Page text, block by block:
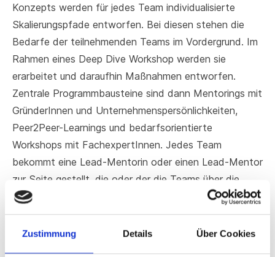
Zustimmung Details Über Cookies
Konzepts werden für jedes Team individualisierte
Skalierungspfade entworfen. Bei diesen stehen die
Bedarfe der teilnehmenden Teams im Vordergrund. Im
Rahmen eines Deep Dive Workshop werden sie
erarbeitet und daraufhin Maßnahmen entworfen.
Zentrale Programmbausteine sind dann Mentorings mit
GründerInnen und Unternehmenspersönlichkeiten,
Peer2Peer-Learnings und bedarfsorientierte
Workshops mit FachexpertInnen. Jedes Team
bekommt eine Lead-Mentorin oder einen Lead-Mentor
zur Seite gestellt, die oder der die Teams über die
Programmlaufzeit begleitet. Zudem helfen
internationale Anlauf- und Startpunkte, sogenannte
Softlanding Pads, beim Eintritt in neue Märkte.